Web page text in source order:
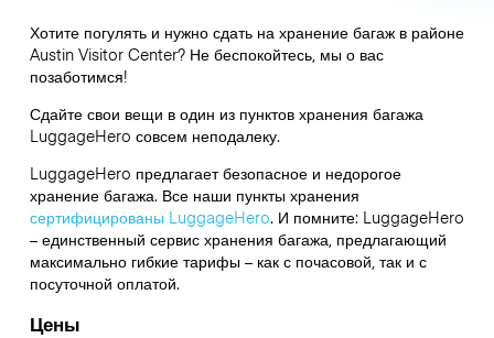
Хотите погулять и нужно сдать на хранение багаж в районе
Austin Visitor Center? Не беспокойтесь, мы о вас
позаботимся!
Сдайте свои вещи в один из пунктов хранения багажа
LuggageHero совсем неподалеку.
LuggageHero предлагает безопасное и недорогое
хранение багажа. Все наши пункты хранения
сертифицированы LuggageHero. И помните: LuggageHero
– единственный сервис хранения багажа, предлагающий
максимально гибкие тарифы – как с почасовой, так и с
посуточной оплатой.
Цены